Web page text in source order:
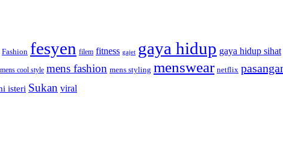
Fashion fesyen filem fitness gajet gaya hidup gaya hidup sihat
mens cool style mens fashion mens styling menswear netflix
isteri Sukan viral